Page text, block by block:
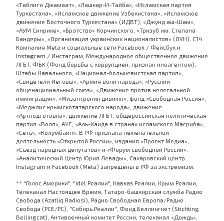
«Таблиги Джамаат», «Лашкар-И-Тайба», «Исламская партия
Туркестана», «Исламское движение Узбекистана», «Исламское
движение Восточного Туркестана» (ИДВТ), «Джунд аш-Шам»,
«АУМ Синрике», «Братство» Корчинского, «Тризуб им. Степана
Бандеры», «Организация украинских националистов» (ОУН), С14.
Компания Meta и социальные сети Facebook / Фейсбук и
Instagram / Инстаграм, Международное общественное движение
ЛГБТ, ФБК (Фонд борьбы с коррупцией, признан иноагентом),
Штабы Навального, «Национал-большевистская партия»,
«Свидетели Иеговы», «Армия воли народа», «Русский
общенациональный союз», «Движение против нелегальной
иммиграции», «Мизантропик дивижн», фонд «Свободная Россия»,
«Меджлис крымскотатарского народа», движение
«Артподготовка», движение ЛГБТ, общероссийская политическая
партия «Воля», АУЕ, «Аль-Каида в странах исламского Магриба»,
«Сеть», «Колумбайн». В РФ признана нежелательной
деятельность «Открытой России», издания «Проект Медиа»,
«Съезд народных депутатов» и «Форум свободной России».
«Аналитический Центр Юрия Левады», Сахаровский центр.
Instagram и Facebook (Metа) запрещены в РФ за экстремизм.
** "Голос Америки", "Idel.Реалии", Кавказ.Реалии, Крым.Реалии,
Телеканал Настоящее Время, Татаро-башкирская служба Радио
Свобода (Azatliq Radiosi), Радио Свободная Европа/Радио
Свобода (PCE/PC), "Сибирь.Реалии", Фонд Беллингкет (Stichting
Bellingcat), Антивоенный комитет России, телеканал «Дождь»,